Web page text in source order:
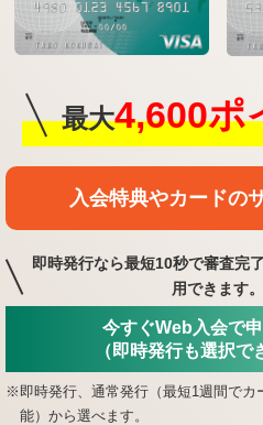
最大4,600ポ
入会特典やカードの
即時発行なら最短10秒で審査完
用できます。
今すぐWeb入会で
（即時発行も選択で
※ 即時発行、通常発行（最短1週間で
能）から選べます。